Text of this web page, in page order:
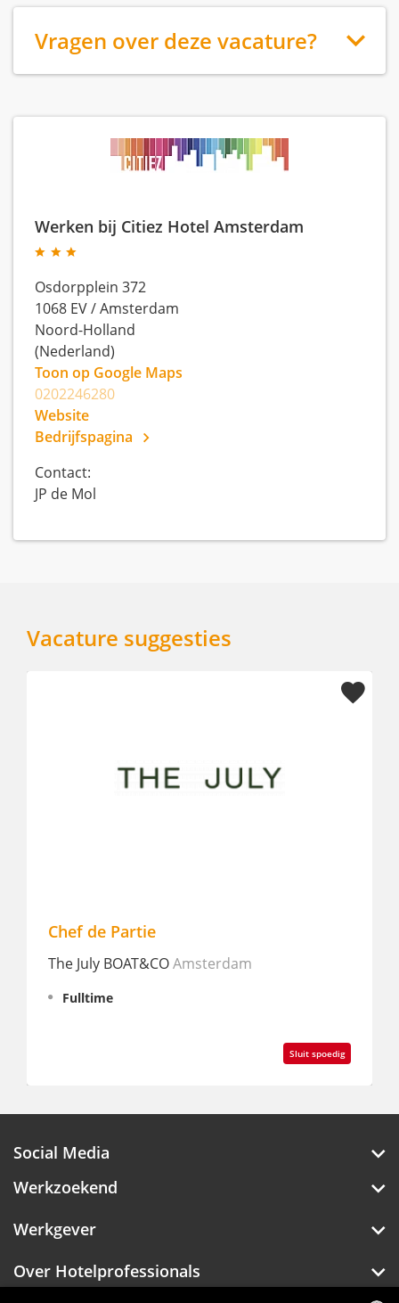
Vragen over deze vacature?
Werken bij Citiez Hotel Amsterdam
Osdorpplein 372
1068 EV/Amsterdam
Noord-Holland
(Nederland)
Toon op Google Maps
0202246280
Website
Bedrijfspagina
Contact:
JP de Mol
Vacature suggesties
Chef de Partie
The July BOAT&COAmsterdam
Fulltime
Sluit spoedig
Social Media
Werkzoekend
Werkgever
Over Hotelprofessionals